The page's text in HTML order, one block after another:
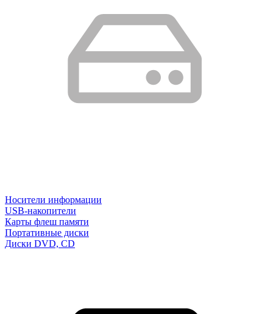
Носители информации
USB-накопители
Карты флеш памяти
Портативные диски
Диски DVD, CD